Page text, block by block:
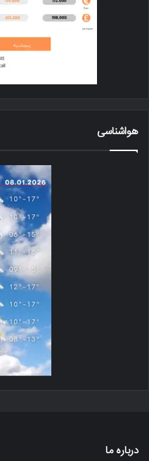
هواشناسی
درباره ما